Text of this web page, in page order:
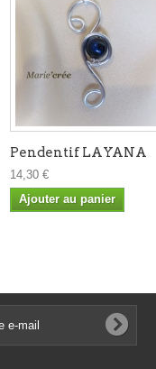
Pendentif LAYANA
14,30 €
Ajouter au panier